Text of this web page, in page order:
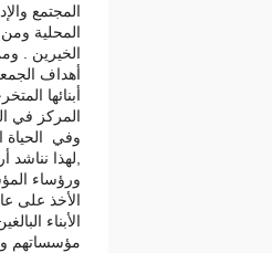
المجتمع
المحلية
الخيرين .
أهداف
أبنائها
المركز في
وفي الحياة
,لهذا نناشد
ورؤساء
الأخذ على
الأبناء
مؤسساتهم